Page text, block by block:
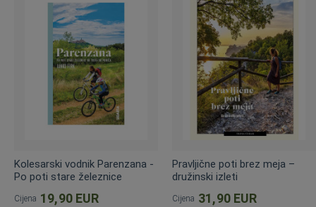
Kolesarski vodnik Parenzana -
Po poti stare železnice
Cijena 19,90 EUR
Pravljične poti brez meja –
družinski izleti
Cijena 31,90 EUR